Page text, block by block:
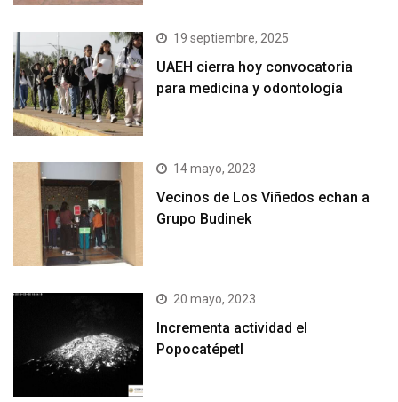
19 septiembre, 2025
UAEH cierra hoy convocatoria
para medicina y odontología
14 mayo, 2023
Vecinos de Los Viñedos echan a
Grupo Budinek
20 mayo, 2023
Incrementa actividad el
Popocatépetl